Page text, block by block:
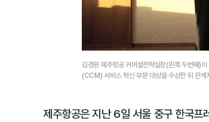
김경원 제주항공 커머셜전략실장(왼쪽 두번째)
(CCM) 서비스 혁신 부문 대상을 수상한 뒤 관
제주항공은 지난 6일 서울 중구 한국프